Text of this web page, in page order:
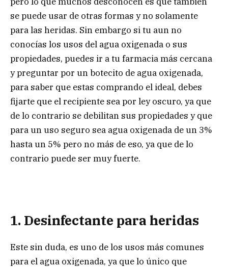
se puede usar de otras formas y no solamente
para las heridas. Sin embargo si tu aun no
conocías los usos del agua oxigenada o sus
propiedades, puedes ir a tu farmacia más cercana
y preguntar por un botecito de agua oxigenada,
para saber que estas comprando el ideal, debes
fijarte que el recipiente sea por ley oscuro, ya que
de lo contrario se debilitan sus propiedades y que
para un uso seguro sea agua oxigenada de un 3%
hasta un 5% pero no más de eso, ya que de lo
contrario puede ser muy fuerte.
1. Desinfectante para heridas
Este sin duda, es uno de los usos más comunes
para el agua oxigenada, ya que lo único que